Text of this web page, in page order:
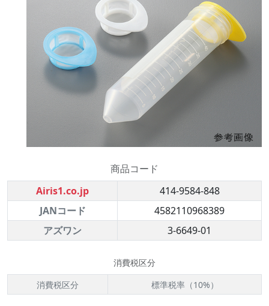
商品コード
Airis1.co.jp
414-9584-848
JANコード
4582110968389
アズワン
3-6649-01
消費税区分
消費税区分
標準税率（10%）